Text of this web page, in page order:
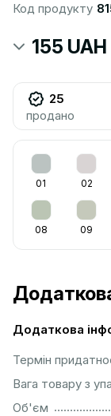
Код продукту
155 UAH
25
продано
01 02
08 09
Додаткова
Термін
Вага товару з
Об'єм